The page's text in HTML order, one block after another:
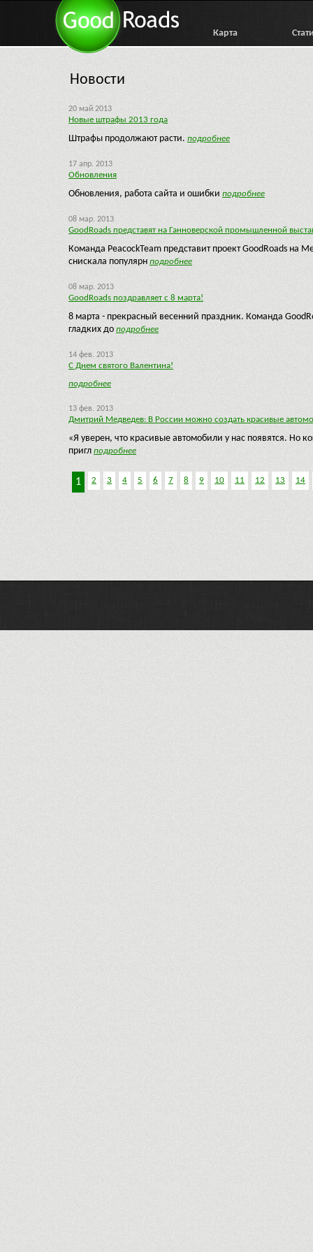
Карта
Новости
20 май 2013
Новые штрафы 2013 года
Штрафы продолжают расти. подробнее
17 апр. 2013
Обновления
Обновления, работа сайта и ошибки подробнее
08 мар. 2013
GoodRoads представят на Ганноверской промышленной
Команда PeacockTeam представит проект GoodRoads
снискала популярн подробнее
08 мар. 2013
GoodRoads поздравляет с 8 марта!
8 марта - прекрасный весенний праздник. Команда
гладких до подробнее
14 фев. 2013
С Днем святого Валентина!
подробнее
13 фев. 2013
Дмитрий Медведев: В России можно создать красивые
«Я уверен, что красивые автомобили у нас появятся. Но
пригл подробнее
1 2 3 4 5 6 7 8 9 10 11 12 13 14